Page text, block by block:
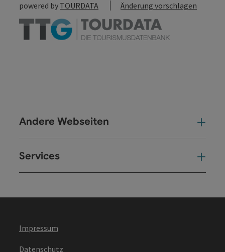
powered by TOURDATA Änderung vorschlagen
Andere Webseiten
Services
Impressum
Datenschutz